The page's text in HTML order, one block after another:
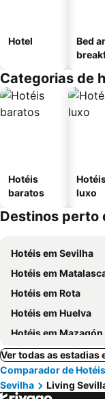
Hotel
Bed
Categorias de
Hotéis
baratos
luxo
Destinos perto
Hotéis em Sevilha
Hotéis em
Hotéis em Rota
Hotéis em Huelva
Hotéis em Mazagón
Ver todas as estadias
Comparador de Hotéis
Sevilha
Living